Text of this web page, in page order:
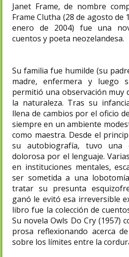
Janet Frame, de nombre
Frame Clutha (28 de agosto de
enero de 2004) fue una
cuentos y poeta neozelandesa.
Su familia fue humilde (su
madre, enfermera y luego
permitió una observación muy
la naturaleza. Tras su
llena de cambios por el oficio
siempre en un ambiente
como maestra. Desde el
su autobiografía, tuvo una
dolorosa por el lenguaje.
en instituciones mentales,
ser sometida a una
tratar su presunta
ganó le evitó esa irreversible
libro fue la colección de
Su novela Owls Do Cry (1957)
prosa reflexionando acerca
sobre los límites entre la